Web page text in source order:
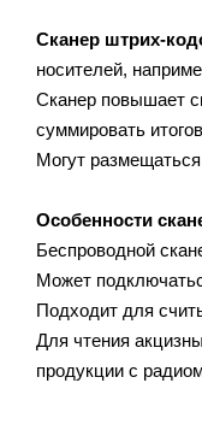
Сканер штрих-
носителей,
Сканер повышает
суммировать
Могут
Особенности
Беспроводной
Может
Подходит для
Для чтения
продукции с